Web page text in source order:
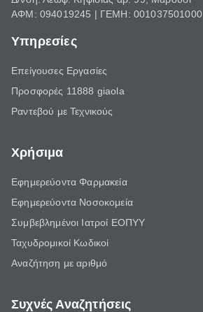
ΑΦΜ: 094019245 | ΓΕΜΗ: 001037501000
Υπηρεσίες
Επείγουσες Εργασίες
Προσφορές 11888 giaola
Ραντεβού με Τεχνικούς
Χρήσιμα
Εφημερεύοντα Φαρμακεία
Εφημερεύοντα Νοσοκομεία
Συμβεβλημένοι Ιατροί ΕΟΠΥΥ
Ταχυδρομικοί Κωδικοί
Αναζήτηση με αριθμό
Συχνές Αναζητήσεις